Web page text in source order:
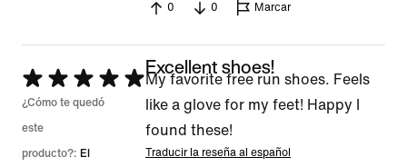
0
0 Marcar
Se
calificó
con
5
¿Cómo te quedó
este
producto?: El
Excellent shoes!
My favorite free run shoes. Feels
like a glove for my feet! Happy I
found these!
Traducir la reseña al español